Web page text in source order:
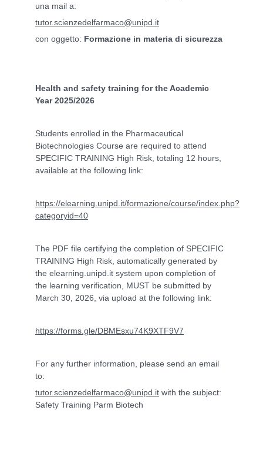
una mail a:
tutor.scienzedelfarmaco@unipd.it
con oggetto: Formazione in materia di sicurezza
Health and safety training for the Academic
Year 2025/2026
Students enrolled in the Pharmaceutical
Biotechnologies Course are required to attend
SPECIFIC TRAINING High Risk, totaling 12 hours,
available at the following link:
https://elearning.unipd.it/formazione/course/index.php?
categoryid=40
The PDF file certifying the completion of SPECIFIC
TRAINING High Risk, automatically generated by
the elearning.unipd.it system upon completion of
the learning verification, MUST be submitted by
March 30, 2026, via upload at the following link:
https://forms.gle/DBMEsxu74K9XTF9V7
For any further information, please send an email
to:
tutor.scienzedelfarmaco@unipd.it with the subject:
Safety Training Parm Biotech